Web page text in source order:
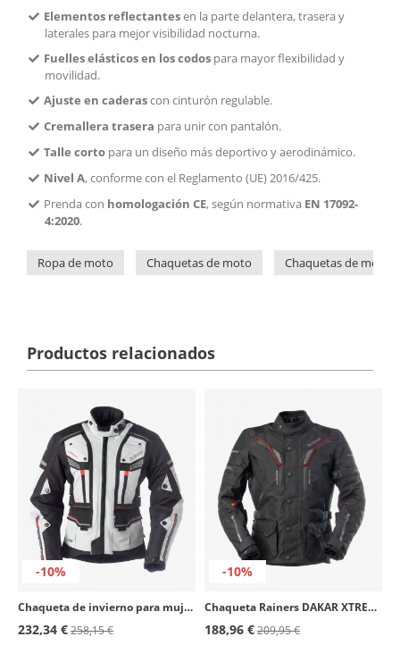
Elementos reflectantesen la parte delantera, trasera y
laterales para mejor visibilidad nocturna.
Fuelles elásticos en los codos para mayor flexibilidad y
movilidad.
Ajuste en caderascon cinturón regulable.
Cremallera trasera para unir con pantalón.
Talle corto para un diseño más deportivo y aerodinámico.
Nivel A, conforme con el Reglamento (UE) 2016/425.
Prenda con homologación CE, según normativa EN 17092-
4:2020.
Ropa de moto Chaquetas de moto Chaquetas de moto
Productos relacionados
-10%
Chaqueta de invierno para mujer Telma color gris de Rainers
232,34 €258,15 €
-10%
Chaqueta Rainers DAKAR XTREM Negro Adventure
188,96 €209,95 €